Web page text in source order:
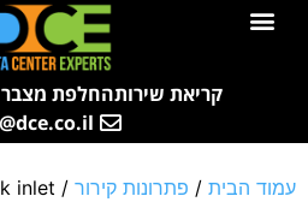
לתוכן
קריאת שירותהחלפת מצבר
עמוד הבית / פתרונות קירור /
inlet